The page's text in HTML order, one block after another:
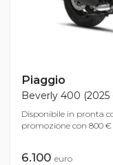
Piaggio
Beverly 400 (2025
Disponibile in pronta
promozione con 800 €
6.100 euro